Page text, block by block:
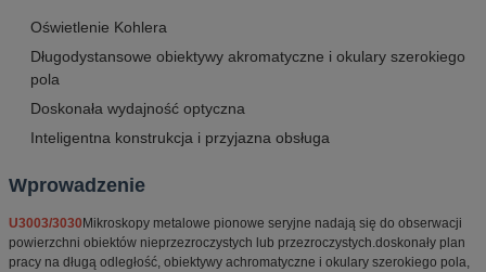
Oświetlenie Kohlera
Długodystansowe obiektywy akromatyczne i okulary szerokiego
pola
Doskonała wydajność optyczna
Inteligentna konstrukcja i przyjazna obsługa
Wprowadzenie
U3003/3030Mikroskopy metalowe pionowe seryjne nadają się do obserwacji
powierzchni obiektów nieprzezroczystych lub przezroczystych.doskonały plan
pracy na długą odległość, obiektywy achromatyczne i okulary szerokiego pola,